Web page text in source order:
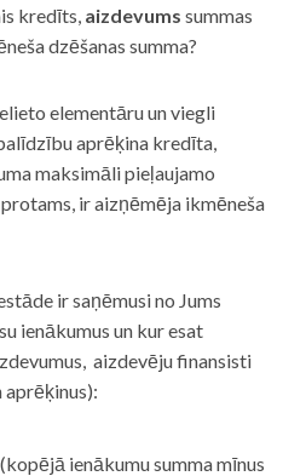
kredīts, aizdevums summas
dzēšanas summa?
elementāru un viegli
aprēķina kredīta,
maksimāli pieļaujamo
ir aizņēmēja ikmēneša
ir saņēmusi no Jums
ienākumus un kur esat
aizdevēju finansisti
aprēķinus):
ienākumu summa mīnus